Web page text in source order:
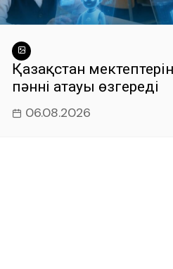
Қазақстан
пәннің атауы өзгереді
06.08.2026